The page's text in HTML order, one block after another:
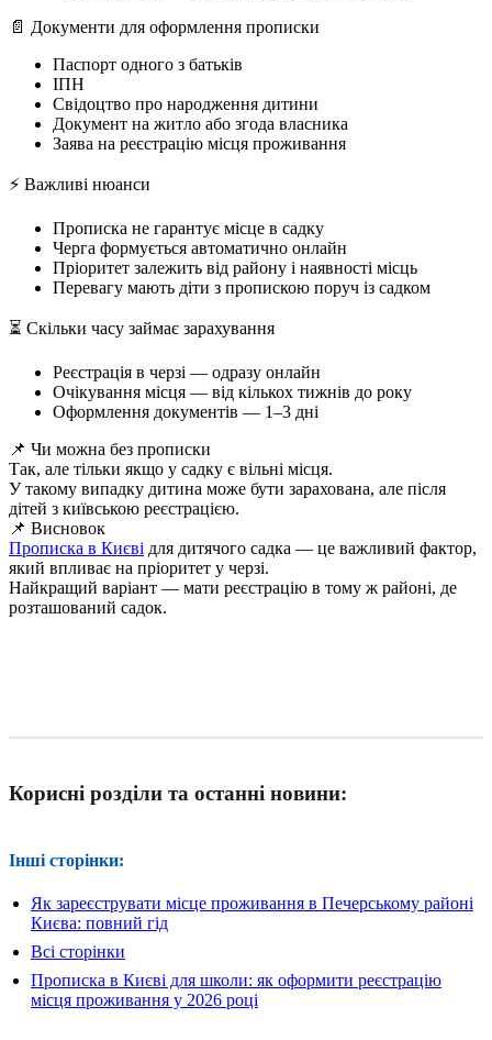
📄 Документи для оформлення прописки
Паспорт одного з батьків
ІПН
Свідоцтво про народження дитини
Документ на житло або згода власника
Заява на реєстрацію місця проживання
⚡ Важливі нюанси
Прописка не гарантує місце в садку
Черга формується автоматично онлайн
Пріоритет залежить від району і наявності місць
Перевагу мають діти з пропискою поруч із садком
⏳ Скільки часу займає зарахування
Реєстрація в черзі — одразу онлайн
Очікування місця — від кількох тижнів до року
Оформлення документів — 1–3 дні
📌 Чи можна без прописки
Так, але тільки якщо у садку є вільні місця.
У такому випадку дитина може бути зарахована, але після
дітей з київською реєстрацією.
📌 Висновок
Прописка в Києві для дитячого садка — це важливий фактор,
який впливає на пріоритет у черзі.
Найкращий варіант — мати реєстрацію в тому ж районі, де
розташований садок.
Корисні розділи та останні новини:
Інші сторінки:
Як зареєструвати місце проживання в Печерському районі
Києва: повний гід
Всі сторінки
Прописка в Києві для школи: як оформити реєстрацію
місця проживання у 2026 році